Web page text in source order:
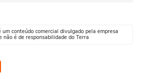
um conteúdo comercial divulgado pela empresa
não é de responsabilidade do Terra